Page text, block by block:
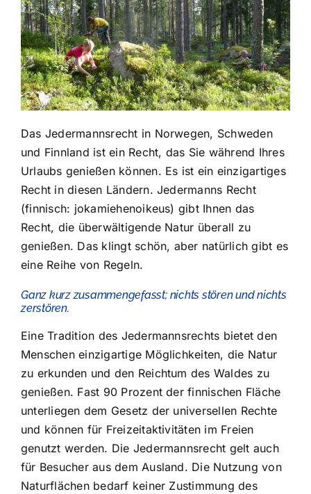
Das Jedermannsrecht in Norwegen, Schweden
und Finnland ist ein Recht, das Sie während Ihres
Urlaubs genießen können. Es ist ein einzigartiges
Recht in diesen Ländern. Jedermanns Recht
(finnisch: jokamiehenoikeus) gibt Ihnen das
Recht, die überwältigende Natur überall zu
genießen. Das klingt schön, aber natürlich gibt es
eine Reihe von Regeln.
Ganz kurz zusammengefasst; nichts stören und nichts
zerstören.
Eine Tradition des Jedermannsrechts bietet den
Menschen einzigartige Möglichkeiten, die Natur
zu erkunden und den Reichtum des Waldes zu
genießen. Fast 90 Prozent der finnischen Fläche
unterliegen dem Gesetz der universellen Rechte
und können für Freizeitaktivitäten im Freien
genutzt werden. Die Jedermannsrecht gelt auch
für Besucher aus dem Ausland. Die Nutzung von
Naturflächen bedarf keiner Zustimmung des